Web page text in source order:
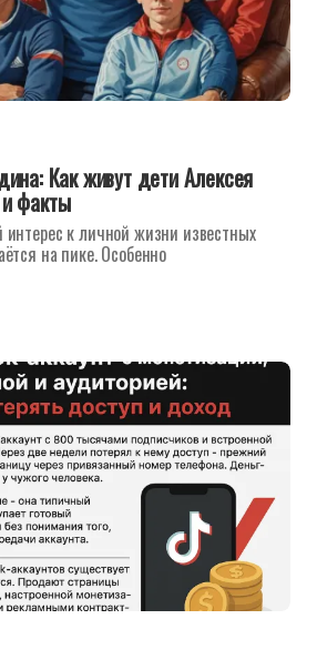
Как живут дети Алексея
факты
интерес к личной жизни известных
на пике. Особенно